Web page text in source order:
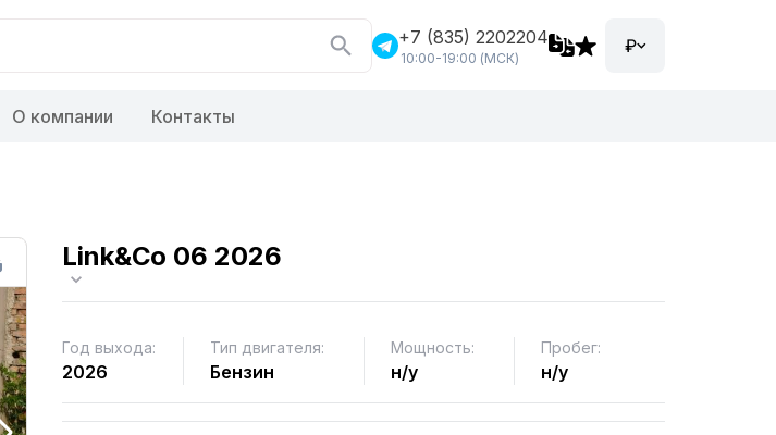
+7 (835) 2202204
10:00-19:00 (МСК)
₽
О компании Контакты
Link&Co 06 2026
Год выхода:
2026
Тип двигателя:
Бензин
Мощность:
н/у
Пробег:
н/у